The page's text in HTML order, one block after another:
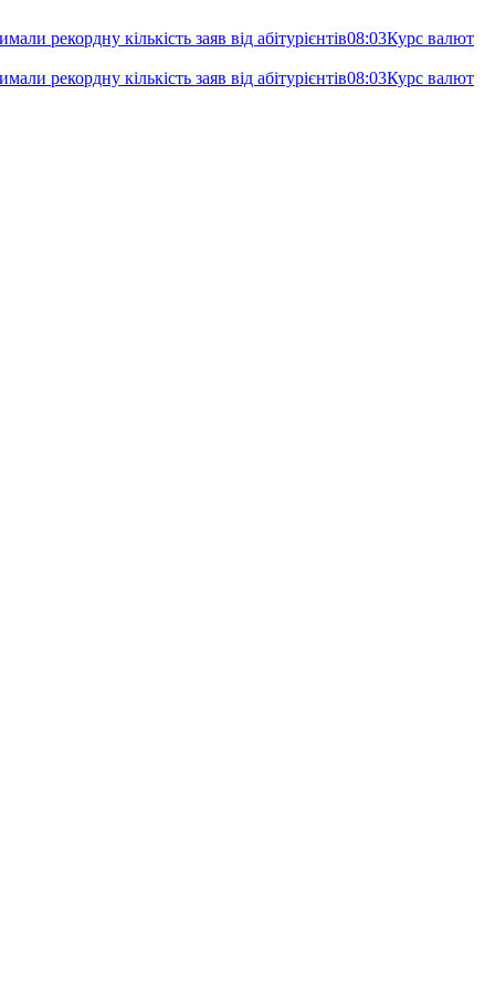
рекордну кількість заяв від абітурієнтів08:03Курс валют
рекордну кількість заяв від абітурієнтів08:03Курс валют